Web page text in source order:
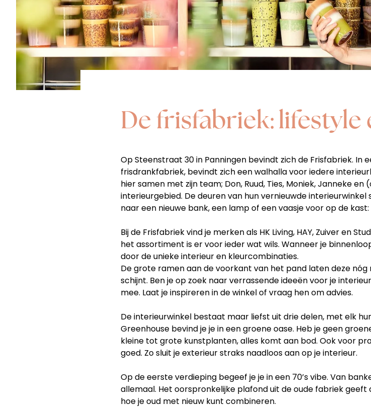
De frisfabriek: lifestyle
Op Steenstraat 30 in Panningen bevindt zich de Frisfabriek. In
frisdrankfabriek, bevindt zich een walhalla voor iedere
hier samen met zijn team; Don, Ruud, Ties, Moniek, Janneke
interieurgebied. De deuren van hun vernieuwde
naar een nieuwe bank, een lamp of een vaasje voor op de
Bij de Frisfabriek vind je merken als HK Living, HAY, Zuiver en
het assortiment is er voor ieder wat wils. Wanneer je
door de unieke interieur en kleurcombinaties.
De grote ramen aan de voorkant van het pand laten deze
schijnt. Ben je op zoek naar verrassende ideeën voor je
mee. Laat je inspireren in de winkel of vraag hen om advies.
De interieurwinkel bestaat maar liefst uit drie delen, met elk
Greenhouse bevind je je in een groene oase. Heb je geen
kleine tot grote kunstplanten, alles komt aan bod. Ook voor
goed. Zo sluit je exterieur straks naadloos aan op je interieur.
Op de eerste verdieping begeef je je in een 70’s vibe. Van
allemaal. Het oorspronkelijke plafond uit de oude fabriek
hoe je oud met nieuw kunt combineren.